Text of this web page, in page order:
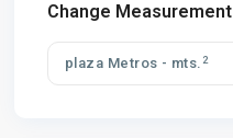
Change Measurement
plaza Metros - mts. 2